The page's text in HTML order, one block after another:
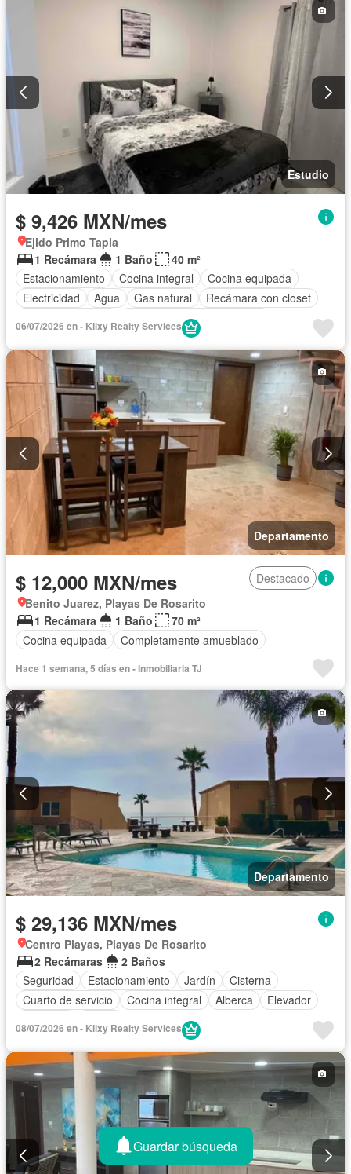
Estudio
$ 9,426 MXN/mes
Ejido Primo Tapia
1 Recámara
1 Baño
40 m²
Estacionamiento
Cocina integral
Cocina equipada
Electricidad
Agua Gas natural
Recámara con closet
Completamente amueblado
06/07/2026 en - Kiixy Realty Services
Departamento
$ 12,000 MXN/mes
Destacado
Benito Juarez, Playas De Rosarito
1 Recámara
1 Baño
70 m²
Cocina equipada
Completamente amueblado
Hace 1 semana, 5 días en - Inmobiliaria TJ
Departamento
$ 29,136 MXN/mes
Centro Playas, Playas De Rosarito
2 Recámaras
2 Baños
Seguridad
Estacionamiento Jardín
Cisterna
Cuarto de servicio
Cocina integral Alberca
Elevador
Acceso para personas con discapacidad
Cocina equipada
Electricidad
Circuito cerrado de televisión
Vista panorámica
Recámara con closet
Caseta de vigilancia
Wifi Conserje
Permite mascotas
Permite niños
Completamente amueblado
08/07/2026 en - Kiixy Realty Services
Guardar búsqueda